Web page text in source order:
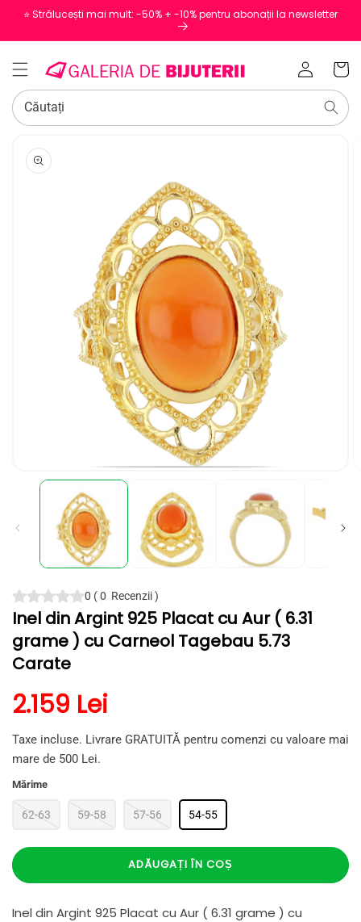
⭐️ Strălucești mai mult: -50% + -10% pentru abonații la newsletter
Conectați-
Coș
Căutați
SALT LA
DESPRE
PRODUS
conținutul
într-
modală
0 (0 Recenzii)
Inel din Argint 925 Placat cu Aur ( 6.31
grame ) cu Carneol Tagebau 5.73
Carate
Preț obișnuit
2.159 Lei
Taxe incluse. Livrare GRATUITĂ pentru comenzi cu valoare mai
mare de 500 Lei.
Mărime
62-63 59-58 57-56 54-55
ADĂUGAȚI ÎN COȘ
Inel din Argint 925 Placat cu Aur ( 6.31 grame ) cu